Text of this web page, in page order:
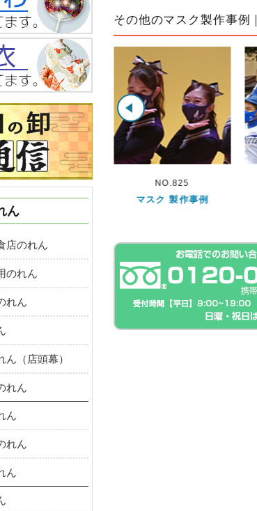
その他のマスク製作事例｜
NO.825
マスク 製作事例
NO.740
マスク 製作事例
ん
店のれん
のれん
れん
ん（店頭幕）
れん
ん
れん
ん